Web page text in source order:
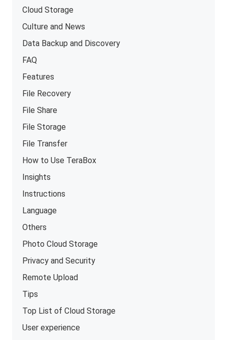
Cloud Storage
Culture and News
Data Backup and Discovery
FAQ
Features
File Recovery
File Share
File Storage
File Transfer
How to Use TeraBox
Insights
Instructions
Language
Others
Photo Cloud Storage
Privacy and Security
Remote Upload
Tips
Top List of Cloud Storage
User experience